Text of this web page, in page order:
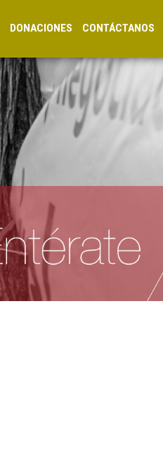
DONACIONES CONTÁCTANOS